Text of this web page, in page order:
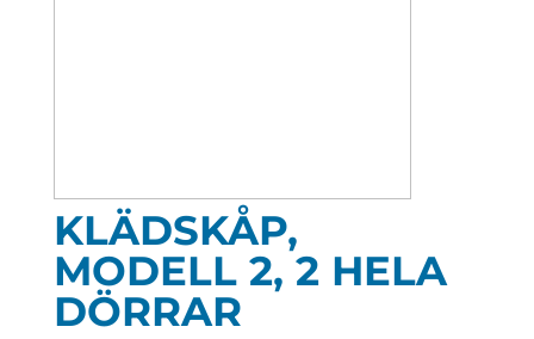
KLÄDSKÅP,
MODELL 2, 2 HELA
DÖRRAR